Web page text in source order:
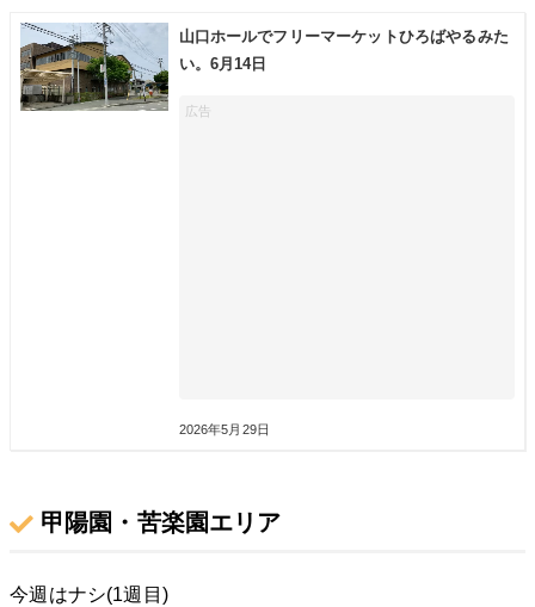
山口ホールでフリーマーケットひろばやるみた
い。6月14日
2026年5月29日
甲陽園・苦楽園エリア
今週はナシ(1週目)